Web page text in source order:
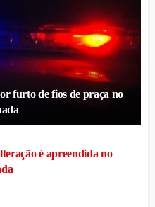
furto de fios de praça no
é apreendida no